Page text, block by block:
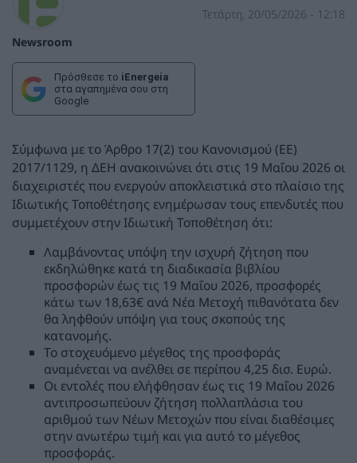
Newsroom
Τετάρτη, 20/05/2026 - 12:18
Πρόσθεσε το iEnergeia
στα αγαπημένα σου στη
Google
Σύμφωνα με το Άρθρο 17(2) του Κανονισμού (ΕΕ)
2017/1129, η ΔΕΗ ανακοινώνει ότι στις 19 Μαΐου 2026 οι
διαχειριστές που ενεργούν αποκλειστικά στο πλαίσιο της
Ιδιωτικής Τοποθέτησης ενημέρωσαν τους επενδυτές που
συμμετέχουν στην Ιδιωτική Τοποθέτηση ότι:
Λαμβάνοντας υπόψη την ισχυρή ζήτηση που
εκδηλώθηκε κατά τη διαδικασία βιβλίου
προσφορών έως τις 19 Μαΐου 2026, προσφορές
κάτω των 18,63€ ανά Νέα Μετοχή πιθανότατα δεν
θα ληφθούν υπόψη για τους σκοπούς της
κατανομής.
Το στοχευόμενο μέγεθος της προσφοράς
αναμένεται να ανέλθει σε περίπου 4,25 δισ. Ευρώ.
Οι εντολές που ελήφθησαν έως τις 19 Μαΐου 2026
αντιπροσωπεύουν ζήτηση πολλαπλάσια του
αριθμού των Νέων Μετοχών που είναι διαθέσιμες
στην ανωτέρω τιμή και για αυτό το μέγεθος
προσφοράς.